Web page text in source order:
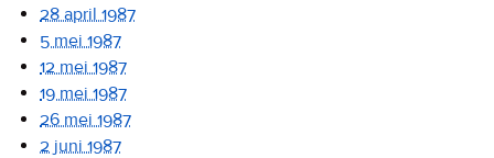
28 april 1987
5 mei 1987
12 mei 1987
19 mei 1987
26 mei 1987
2 juni 1987